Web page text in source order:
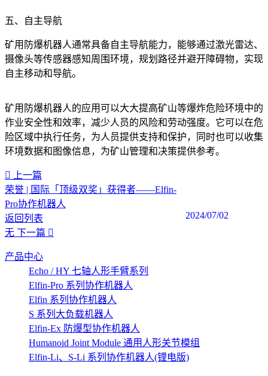
五、自主导航
矿用防爆机器人通常具备自主导航能力，能够通过激光雷达、
摄像头等传感器感知周围环境，规划路径并避开障碍物，实现
自主移动和导航。
矿用防爆机器人的应用可以大大提高矿山等爆炸危险环境中的
作业安全性和效率，减少人员的风险和劳动强度。它可以在危
险区域中执行任务，为人员提供支持和保护，同时也可以收集
环境数据和图像信息，为矿山管理和决策提供参考。
上一篇
荣誉 | 国际「顶级双奖」获得者——Elfin-
Pro协作机器人
2024/07/02
返回列表
无 下一篇
产品中心
Echo / HY 七轴人形手臂系列
Elfin-Pro 系列协作机器人
Elfin 系列协作机器人
S 系列大负载机器人
Elfin-Ex 防爆型协作机器人
Humanoid Joint Module 通用人形关节模组
Elfin-Li、S-Li 系列协作机器人(锂电版)